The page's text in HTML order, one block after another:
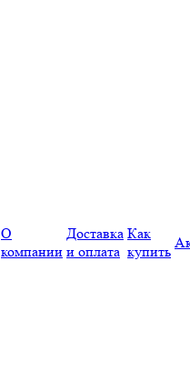
О
компании
Доставка
и оплата
Как
купить